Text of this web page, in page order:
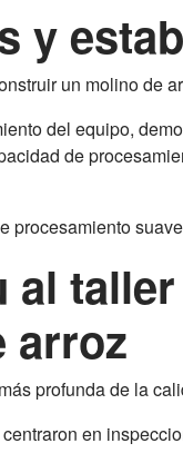
y
un molino de
del equipo,
de
procesamiento
arroz
profunda de la
en